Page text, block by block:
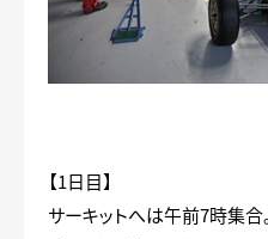
【1日目】
サーキットへは午前7時集合